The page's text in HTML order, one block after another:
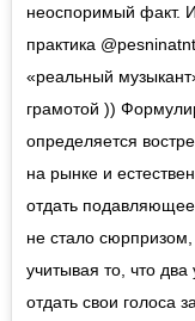
неоспоримый факт.
практика
«реальный
грамотой ))
определяется
на рынке и
отдать
не стало сюрпризом,
учитывая то, что
отдать свои голоса